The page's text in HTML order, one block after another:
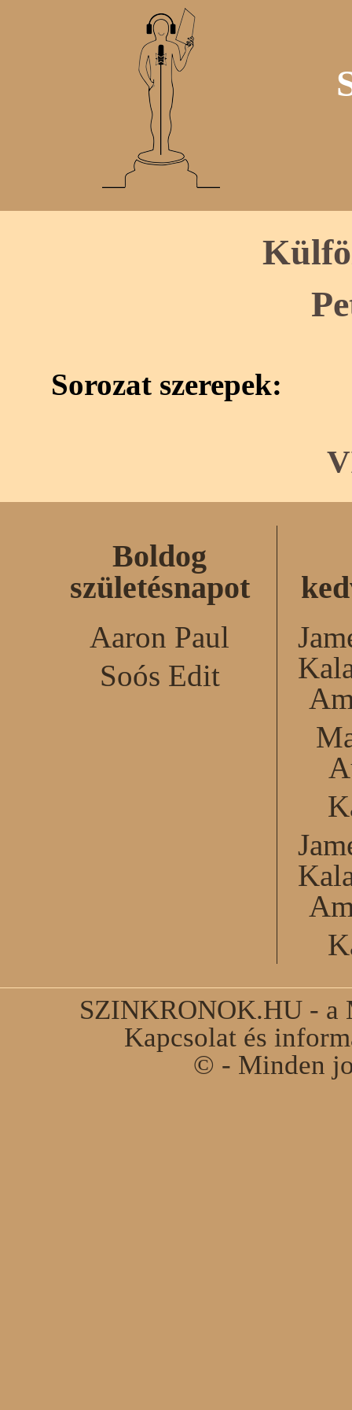
Sorozat szerepek:
Boldog
születésnapot
Aaron Paul
Soós Edit
SZINKRONOK.HU - a
Kapcsolat és
© - Minden